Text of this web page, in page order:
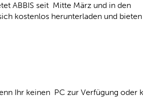
ABBIS seit Mitte März und in den
kostenlos herunterladen und
Ihr keinen PC zur Verfügung oder